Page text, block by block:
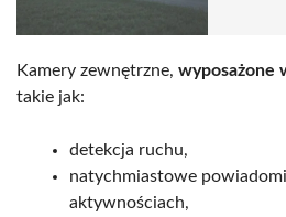
Kamery zewnętrzne, wyposażone
takie jak:
detekcja ruchu,
natychmiastowe
aktywnościach,